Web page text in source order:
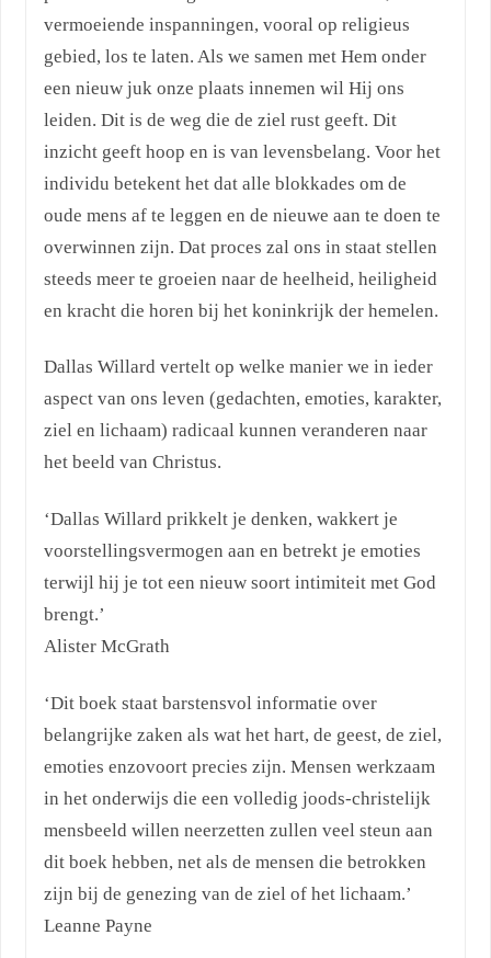
vermoeiende inspanningen, vooral op religieus
gebied, los te laten. Als we samen met Hem onder
een nieuw juk onze plaats innemen wil Hij ons
leiden. Dit is de weg die de ziel rust geeft. Dit
inzicht geeft hoop en is van levensbelang. Voor het
individu betekent het dat alle blokkades om de
oude mens af te leggen en de nieuwe aan te doen te
overwinnen zijn. Dat proces zal ons in staat stellen
steeds meer te groeien naar de heelheid, heiligheid
en kracht die horen bij het koninkrijk der hemelen.
Dallas Willard vertelt op welke manier we in ieder
aspect van ons leven (gedachten, emoties, karakter,
ziel en lichaam) radicaal kunnen veranderen naar
het beeld van Christus.
‘Dallas Willard prikkelt je denken, wakkert je
voorstellingsvermogen aan en betrekt je emoties
terwijl hij je tot een nieuw soort intimiteit met God
brengt.’
Alister McGrath
‘Dit boek staat barstensvol informatie over
belangrijke zaken als wat het hart, de geest, de ziel,
emoties enzovoort precies zijn. Mensen werkzaam
in het onderwijs die een volledig joods-christelijk
mensbeeld willen neerzetten zullen veel steun aan
dit boek hebben, net als de mensen die betrokken
zijn bij de genezing van de ziel of het lichaam.’
Leanne Payne